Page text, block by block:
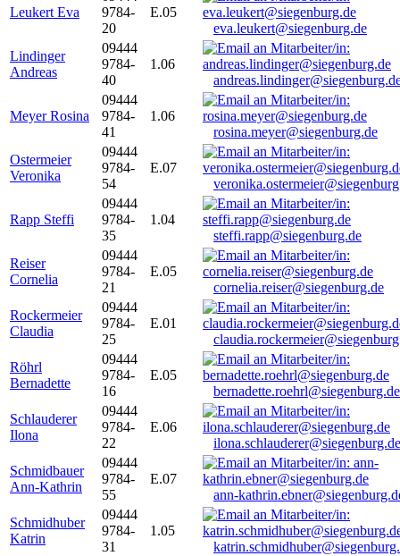
Leukert Eva
9784-
20
E.05
eva.leukert@siegenburg.de
Lindinger
Andreas
09444
9784-
40
1.06
Meyer Rosina
09444
9784-
41
1.06
rosina.meyer@siegenburg.de
Ostermeier
Veronika
09444
9784-
54
E.07
Rapp Steffi
09444
9784-
35
1.04
steffi.rapp@siegenburg.de
Reiser
Cornelia
09444
9784-
21
E.05
cornelia.reiser@siegenburg.de
Rockermeier
Claudia
09444
9784-
25
E.01
Röhrl
Bernadette
09444
9784-
16
E.05
bernadette.roehrl@siegenburg.de
Schlauderer
Ilona
09444
9784-
22
E.06
ilona.schlauderer@siegenburg.de
Schmidbauer
Ann-Kathrin
09444
9784-
55
E.07
ann-
Schmidhuber
Katrin
09444
9784-
31
1.05